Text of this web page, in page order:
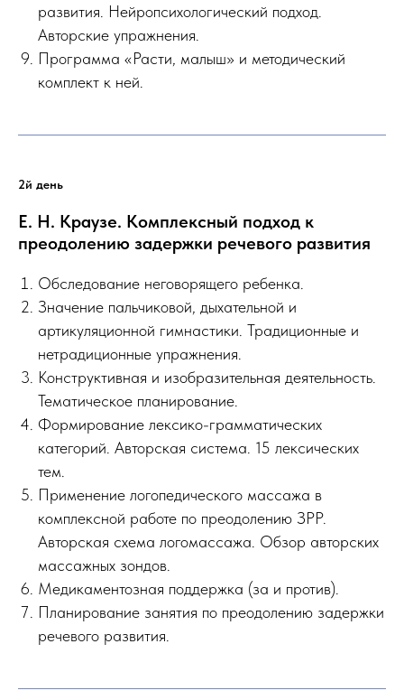
развития. Нейропсихологический подход.
Авторские упражнения.
Программа «Расти, малыш» и методический
комплект к ней.
2й день
Е. Н. Краузе. Комплексный подход к
преодолению задержки речевого развития
Обследование неговорящего ребенка.
Значение пальчиковой, дыхательной и
артикуляционной гимнастики. Традиционные и
нетрадиционные упражнения.
Конструктивная и изобразительная деятельность.
Тематическое планирование.
Формирование лексико-грамматических
категорий. Авторская система. 15 лексических
тем.
Применение логопедического массажа в
комплексной работе по преодолению ЗРР.
Авторская схема логомассажа. Обзор авторских
массажных зондов.
Медикаментозная поддержка (за и против).
Планирование занятия по преодолению задержки
речевого развития.